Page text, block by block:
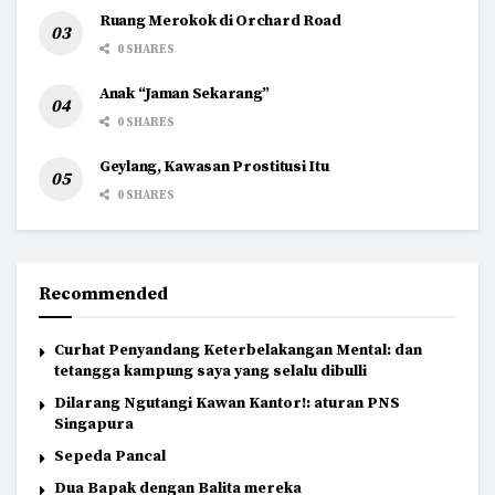
Ruang Merokok di Orchard Road
0 SHARES
Anak “Jaman Sekarang”
0 SHARES
Geylang, Kawasan Prostitusi Itu
0 SHARES
Recommended
Curhat Penyandang Keterbelakangan Mental: dan
tetangga kampung saya yang selalu dibulli
Dilarang Ngutangi Kawan Kantor!: aturan PNS
Singapura
Sepeda Pancal
Dua Bapak dengan Balita mereka